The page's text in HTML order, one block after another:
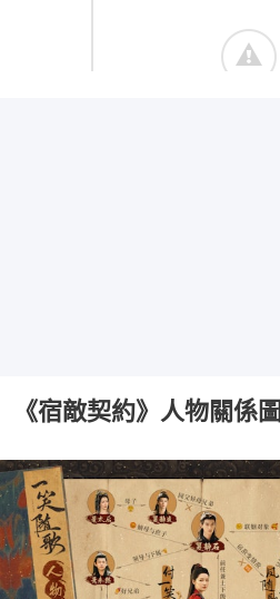
《宿敵契約》人物關係圖